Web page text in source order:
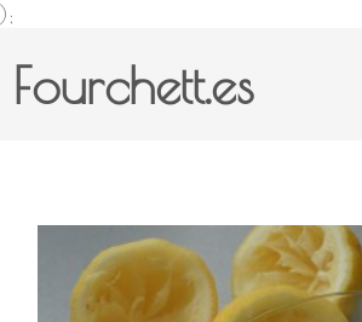
);
Fourchett.es